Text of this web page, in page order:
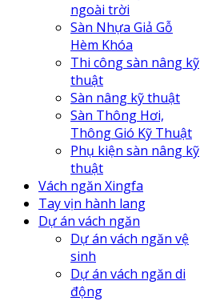
ngoài trời
Sàn Nhựa Giả Gỗ
Hèm Khóa
Thi công sàn nâng kỹ
thuật
Sàn nâng kỹ thuật
Sàn Thông Hơi,
Thông Gió Kỹ Thuật
Phụ kiện sàn nâng kỹ
thuật
Vách ngăn Xingfa
Tay vịn hành lang
Dự án vách ngăn
Dự án vách ngăn vệ
sinh
Dự án vách ngăn di
động